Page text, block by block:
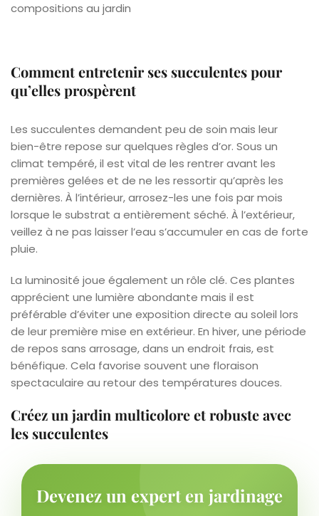
compositions au jardin
Comment entretenir ses succulentes pour
qu’elles prospèrent
Les succulentes demandent peu de soin mais leur
bien-être repose sur quelques règles d’or. Sous un
climat tempéré, il est vital de les rentrer avant les
premières gelées et de ne les ressortir qu’après les
dernières. À l’intérieur, arrosez-les une fois par mois
lorsque le substrat a entièrement séché. À l’extérieur,
veillez à ne pas laisser l’eau s’accumuler en cas de forte
pluie.
La luminosité joue également un rôle clé. Ces plantes
apprécient une lumière abondante mais il est
préférable d’éviter une exposition directe au soleil lors
de leur première mise en extérieur. En hiver, une période
de repos sans arrosage, dans un endroit frais, est
bénéfique. Cela favorise souvent une floraison
spectaculaire au retour des températures douces.
Créez un jardin multicolore et robuste avec
les succulentes
Devenez un expert en jardinage